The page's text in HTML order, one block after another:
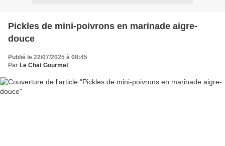
Pickles de mini-poivrons en marinade aigre-
douce
Publié le 22/07/2025 à 08:45
Par Le Chat Gourmet